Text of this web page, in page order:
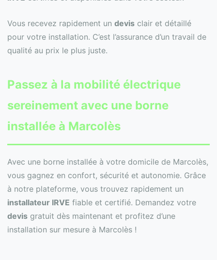
Vous recevez rapidement un devis clair et détaillé
pour votre installation. C’est l’assurance d’un travail de
qualité au prix le plus juste.
Passez à la mobilité électrique
sereinement avec une borne
installée à Marcolès
Avec une borne installée à votre domicile de Marcolès,
vous gagnez en confort, sécurité et autonomie. Grâce
à notre plateforme, vous trouvez rapidement un
installateur IRVE fiable et certifié. Demandez votre
devis gratuit dès maintenant et profitez d’une
installation sur mesure à Marcolès !